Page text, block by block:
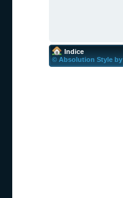
Indice
© Absolution Style by